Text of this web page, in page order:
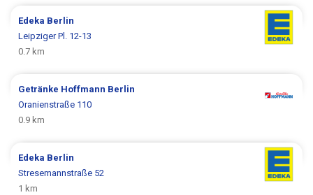
Edeka Berlin
Leipziger Pl. 12-13
0.7 km
Getränke Hoffmann Berlin
Oranienstraße 110
0.9 km
Edeka Berlin
Stresemannstraße 52
1 km